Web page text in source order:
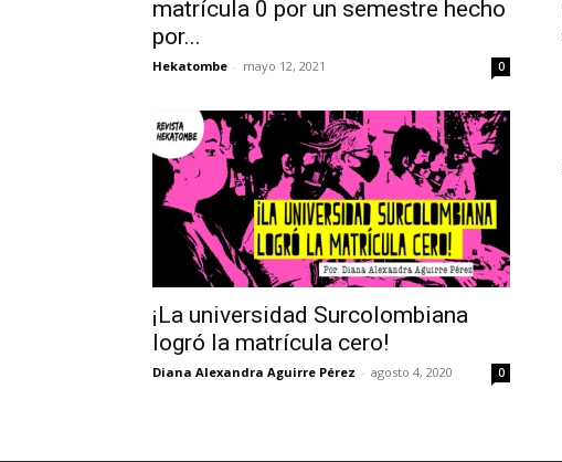
matrícula 0 por un semestre hecho
por...
Hekatombe - mayo 12, 2021 0
¡La universidad Surcolombiana
logró la matrícula cero!
Diana Alexandra Aguirre Pérez - agosto 4, 2020 0